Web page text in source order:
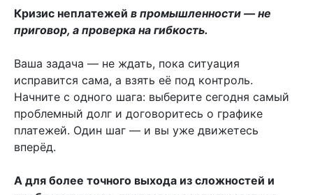
Кризис неплатежей в промышленности — не
приговор, а проверка на гибкость.
Ваша задача — не ждать, пока ситуация
исправится сама, а взять её под контроль.
Начните с одного шага: выберите сегодня самый
проблемный долг и договоритесь о графике
платежей. Один шаг — и вы уже движетесь
вперёд.
А для более точного выхода из сложностей и